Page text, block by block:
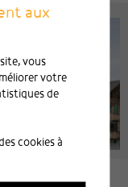
aux
vous
votre
de
cookies à